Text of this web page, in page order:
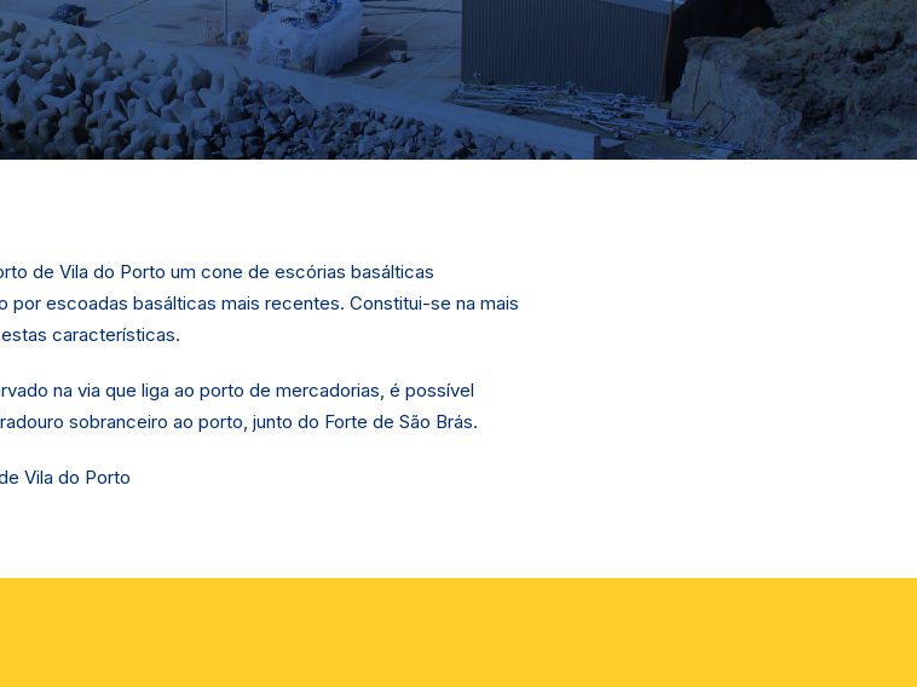
de Vila do Porto um cone de escórias basálticas
escoadas basálticas mais recentes. Constitui-se na mais
características.
na via que liga ao porto de mercadorias, é possível
sobranceiro ao porto, junto do Forte de São Brás.
Vila do Porto